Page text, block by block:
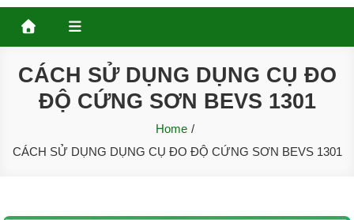
CÁCH SỬ DỤNG DỤNG CỤ ĐO
ĐỘ CỨNG SƠN BEVS 1301
Home
CÁCH SỬ DỤNG DỤNG CỤ ĐO ĐỘ CỨNG SƠN BEVS 1301